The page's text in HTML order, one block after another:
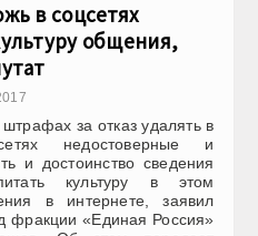
в соцсетях
общения,
за отказ удалять в
недостоверные и
и достоинство сведения
культуру в этом
в интернете, заявил
фракции «Единая Россия»